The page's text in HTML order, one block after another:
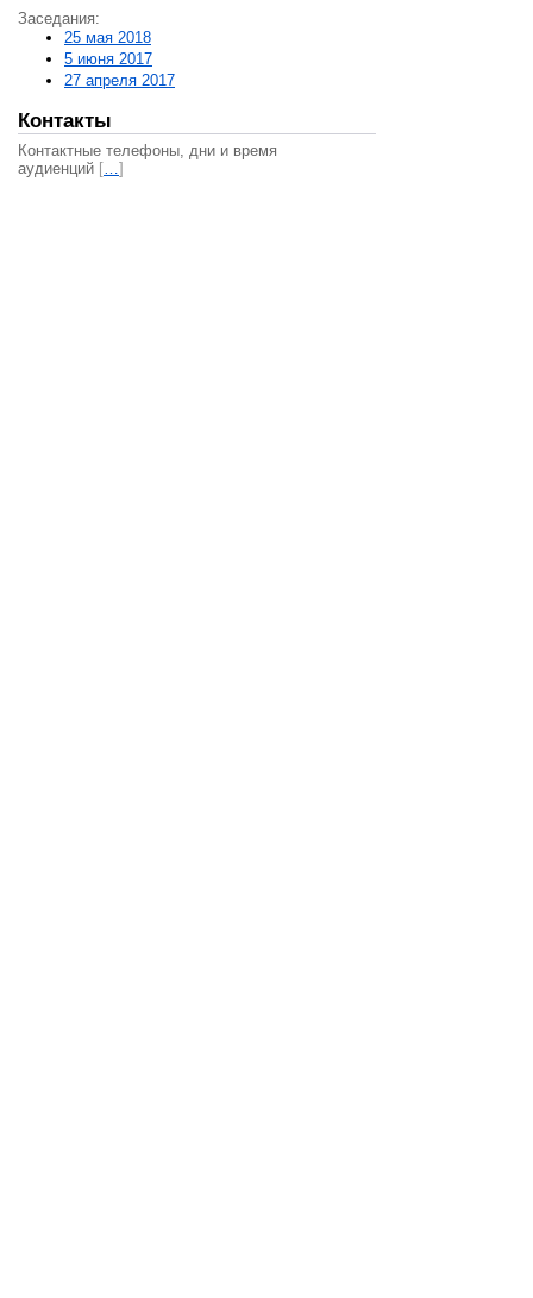
Заседания:
25 мая 2018
5 июня 2017
27 апреля 2017
Контакты
Контактные телефоны, дни и время
аудиенций […]